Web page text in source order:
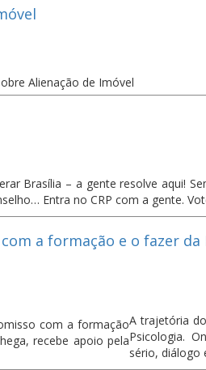
Brasília – a gente resolve aqui!
Entra no CRP com a gente.
a formação e o fazer
A trajetória
Psicologia.
sério,